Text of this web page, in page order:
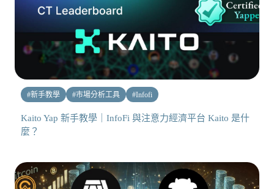
#新手教學 #市場分析工具 #Infofi
Kaito Yap 新手教學｜InfoFi 與注意力經濟平台 Kaito 是什
麼？